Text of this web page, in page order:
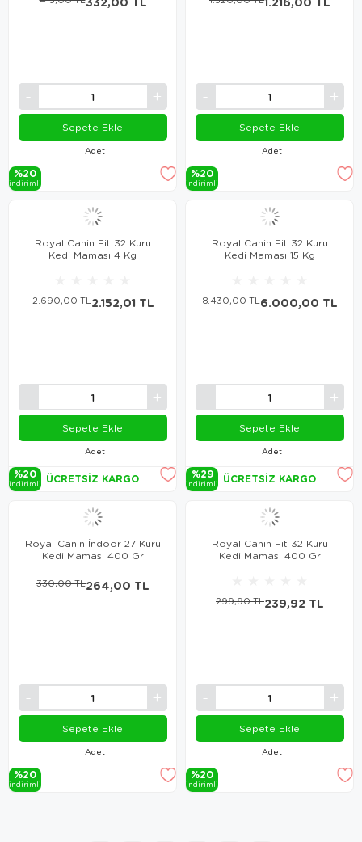
Adet
Sepete Ekle
%20
i̇ndi̇ri̇mli̇
Adet
Sepete Ekle
%20
i̇ndi̇ri̇mli̇
Royal Canin Fit 32 Kuru
Kedi Maması 4 Kg
Adet
2.152,01 TL
2.690,00 TL
Sepete Ekle
%20
i̇ndi̇ri̇mli̇ ÜCRETSIZ KARGO
Royal Canin Fit 32 Kuru
Kedi Maması 15 Kg
Adet
6.000,00 TL
8.430,00 TL
Sepete Ekle
%29
i̇ndi̇ri̇mli̇ ÜCRETSIZ KARGO
Royal Canin İndoor 27 Kuru
Kedi Maması 400 Gr
Adet
264,00 TL
330,00 TL
Sepete Ekle
%20
i̇ndi̇ri̇mli̇
Royal Canin Fit 32 Kuru
Kedi Maması 400 Gr
Adet
239,92 TL
299,90 TL
Sepete Ekle
%20
i̇ndi̇ri̇mli̇